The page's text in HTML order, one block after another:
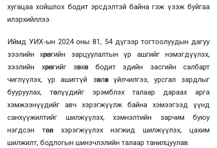
хугацаа хойшлох бодит эрсдэлтэй байна гэж үзэж буйгаа
илэрхийллээ.
Иймд УИХ-ын 2024 оны 81, 54 дүгээр тогтоолуудын дагуу
зээлийн хөрөнгийн зарцуулалтын үр ашгийг нэмэгдүүлэх,
зээлийн хөрөнгийг зөвхөн бодит эдийн засгийн салбарт
чиглүүлэх, үр ашиггүй зөвлөх үйлчилгээ, урсгал зардлыг
бууруулах, төслүүдийг эрэмблэх талаар дараах арга
хэмжээнүүдийг авч хэрэгжүүлж байна хэмээгээд үүнд
санхүүжилтийг шилжүүлэх, хэмнэлтийн зарчим буюу
нэгдсэн төсөл хэрэгжүүлэх нэгжид шилжүүлэх, цахим
шилжилт, бодлогын шинэчлэлийн талаар танилцуулав.